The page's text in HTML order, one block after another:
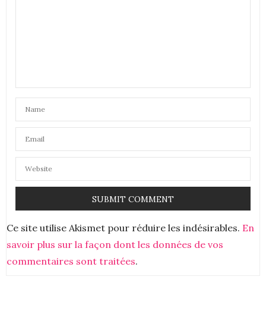
4 AVRIL 2019 À 8 H 02 MIN
Oh je connaissais pas du tout , j’adore cette marque
Ce site utilise Akismet pour réduire les indésirables. En
savoir plus sur la façon dont les données de vos
commentaires sont traitées.